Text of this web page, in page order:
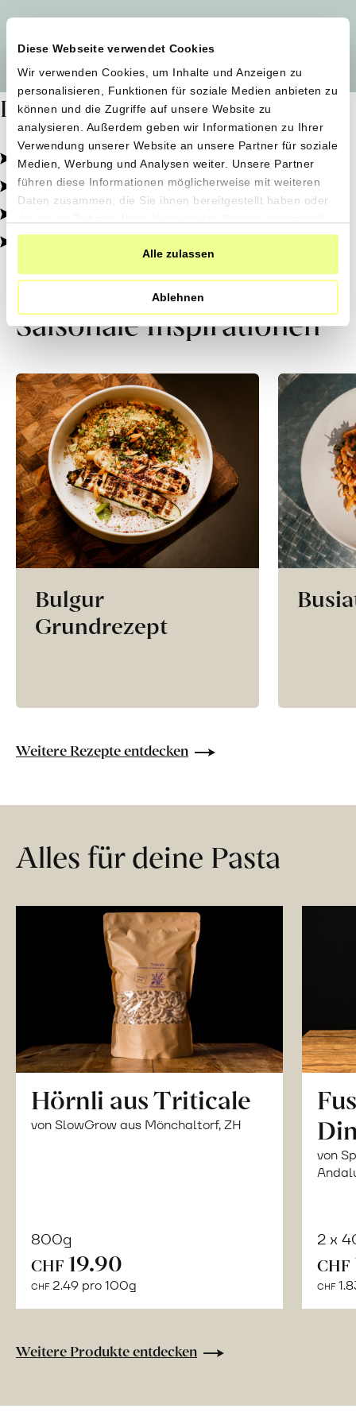
Diese Webseite verwendet Cookies
Wir verwenden Cookies, um Inhalte und Anzeigen zu
personalisieren, Funktionen für soziale Medien anbieten zu
können und die Zugriffe auf unsere Website zu
analysieren. Außerdem geben wir Informationen zu Ihrer
Verwendung unserer Website an unsere Partner für soziale
Medien, Werbung und Analysen weiter. Unsere Partner
führen diese Informationen möglicherweise mit weiteren
Daten zusammen, die Sie ihnen bereitgestellt haben oder
haben.
Alle zulassen
Ablehnen
Dafür stehen wir
Pestizidfrei angebaut, schonend verarbeitet.
Natürliche Zutaten, echter Geschmack.
Von kleinen Höfen, direkt zu dir.
100% transparent, 0% Zusatzstoffe.
Saisonale Inspirationen
Bulgur
Grundrezept
Weitere Rezepte entdecken
Alles für deine Pasta
Hörnli aus Triticale
von SlowGrow aus Mönchaltorf, ZH
800g
CHF 19.90
CHF 2.49 pro 100g
von
2 x
CHF
CHF
Weitere Produkte entdecken